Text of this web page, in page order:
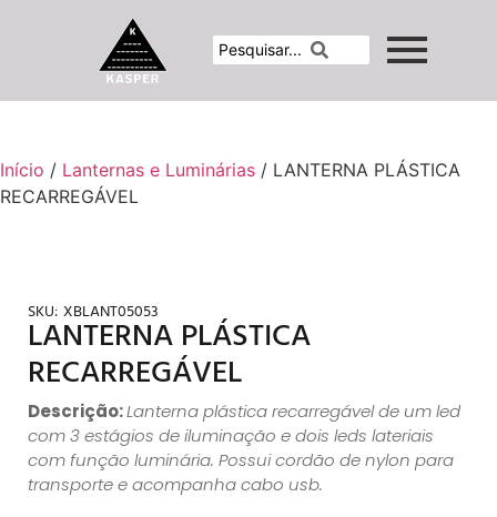
Início / Lanternas e Luminárias / LANTERNA PLÁSTICA
RECARREGÁVEL
SKU: XBLANT05053
LANTERNA PLÁSTICA
RECARREGÁVEL
Descrição:Lanterna plástica recarregável de um led
com 3 estágios de iluminação e dois leds lateriais
com função luminária. Possui cordão de nylon para
transporte e acompanha cabo usb.